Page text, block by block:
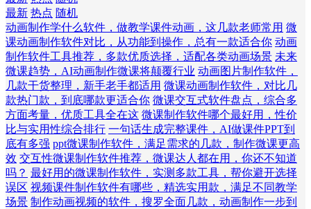
最新 热点 随机
动画制作学什么软件，做教学课件动画，这几款老师常用 微
课动画制作软件对比，从功能到操作，总有一款适合你 动画
制作软件工具推荐，多款优质选择，适配各类动画场景 未来
微课趋势，AI动画制作微课将颠覆行业 动画图片制作软件，
几款干货整理，新手老手都适用 微课动画制作软件，对比几
款热门款，到底哪款更适合你 微课交互式软件盘点，综合多
方面考量，优质工具全在这 微课制作软件哪个最好用，性价
比与实用性综合排行 一句话生成完整课件，AI做课件PPT到
底有多强 ppt微课制作软件，满足需求的几款，制作微课更高
效 交互性微课制作软件推荐，微课达人都在用，你还不知道
吗？ 最好用的微课制作软件，实测多款工具，帮你避开选择
误区 视频课件制作软件有哪些，精选实用款，满足不同教学
场景 制作动画视频的软件，搜罗全面几款，动画制作一步到